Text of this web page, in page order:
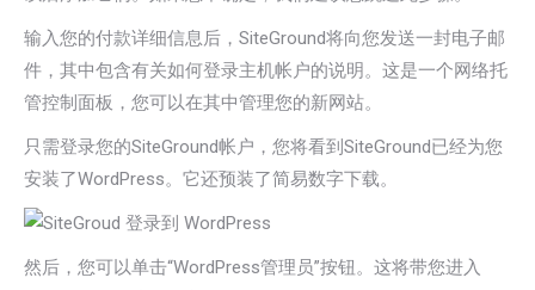
输入您的付款详细信息后，SiteGround将向您发送一封电子邮
件，其中包含有关如何登录主机帐户的说明。这是一个网络托
管控制面板，您可以在其中管理您的新网站。
只需登录您的SiteGround帐户，您将看到SiteGround已经为您
安装了WordPress。它还预装了简易数字下载。
然后，您可以单击“WordPress管理员”按钮。这将带您进入